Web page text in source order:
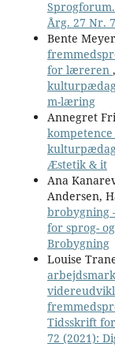
Årg. 27 Nr.
Bente
for læreren ,
m-læring
Annegret
kompetence
Æstetik & it
Ana
Andersen,
brobygning
for sprog-
Brobygning
Louise
Tidsskrift
72 (2021):